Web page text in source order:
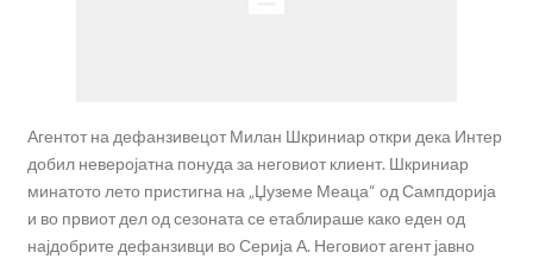
Агентот на дефанзивецот Милан Шкриниар откри дека Интер
добил неверојатна понуда за неговиот клиент. Шкриниар
минатото лето пристигна на „Џуземе Меаца“ од Сампдорија
и во првиот дел од сезоната се етаблираше како еден од
најдобрите дефанзивци во Серија А. Неговиот агент јавно